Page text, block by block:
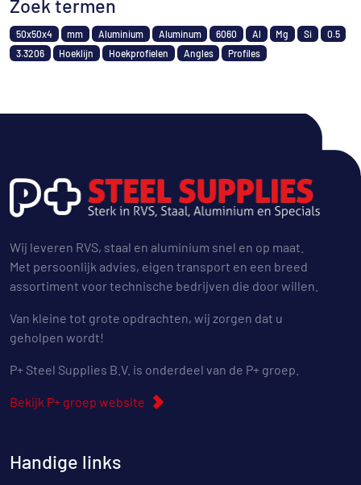
Zoek termen
50x50x4 mm Aluminium Aluminum 6060 Al Mg Si
0.5
3.3206
Hoeklijn Hoekprofielen Angles Profiles
Wij leveren RVS, staal en aluminium snel en op maat.
Met persoonlijk advies, eigen transport en een breed
assortiment voor technische bedrijven die door willen.
Van kleine tot grote opdrachten, wij zorgen dat u
geholpen wordt!
P+ Steel Supplies B.V. is onderdeel van de P+ groep.
Bekijk P+ groep website
Handige links